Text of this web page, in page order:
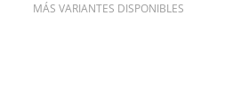
MÁS VARIANTES DISPONIBLES